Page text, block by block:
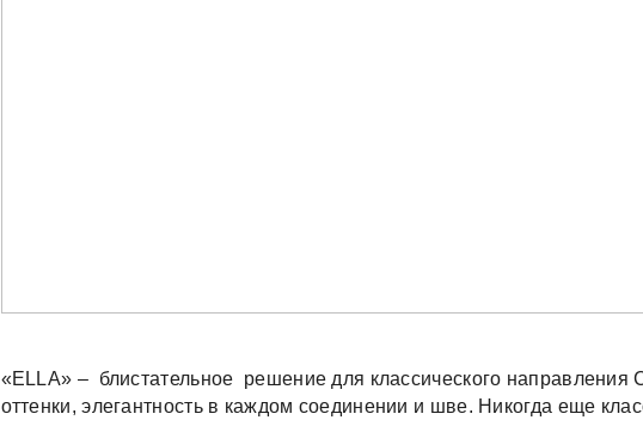
«ELLA» – блистательное решение для классического направления
оттенки, элегантность в каждом соединении и шве. Никогда еще